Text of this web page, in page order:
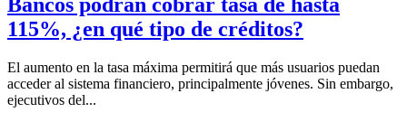
Bancos podrán cobrar tasa de hasta
115%, ¿en qué tipo de créditos?
El aumento en la tasa máxima permitirá que más usuarios puedan
acceder al sistema financiero, principalmente jóvenes. Sin embargo,
ejecutivos del...